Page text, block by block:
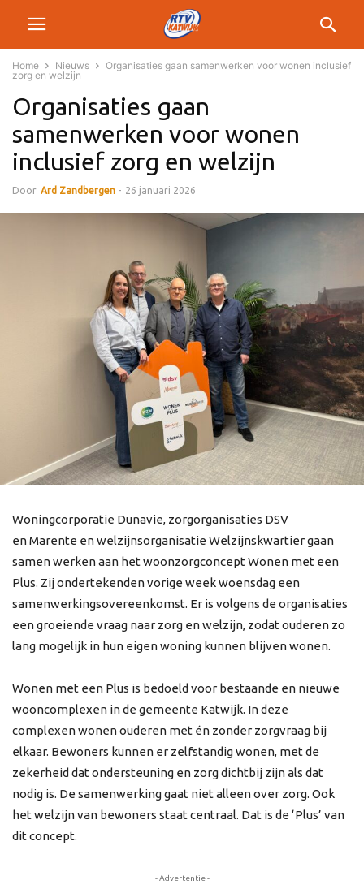
Home Nieuws
Organisaties gaan samenwerken voor wonen inclusief
zorg en welzijn
Organisaties gaan
samenwerken voor wonen
inclusief zorg en welzijn
Door Ard Zandbergen - 26 januari 2026
Woningcorporatie Dunavie, zorgorganisaties DSV
en Marente en welzijnsorganisatie Welzijnskwartier gaan
samen werken aan het woonzorgconcept Wonen met een
Plus. Zij ondertekenden vorige week woensdag een
samenwerkingsovereenkomst. Er is volgens de organisaties
een groeiende vraag naar zorg en welzijn, zodat ouderen zo
lang mogelijk in hun eigen woning kunnen blijven wonen.
Wonen met een Plus is bedoeld voor bestaande en nieuwe
wooncomplexen in de gemeente Katwijk. In deze
complexen wonen ouderen met én zonder zorgvraag bij
elkaar. Bewoners kunnen er zelfstandig wonen, met de
zekerheid dat ondersteuning en zorg dichtbij zijn als dat
nodig is. De samenwerking gaat niet alleen over zorg. Ook
het welzijn van bewoners staat centraal. Dat is de ‘Plus’ van
dit concept.
- Advertentie -